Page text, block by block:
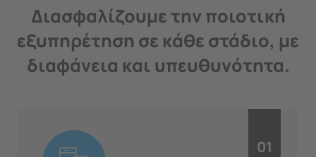
Διασφαλίζουμε την ποιοτική
εξυπηρέτηση σε κάθε στάδιο, με
διαφάνεια και υπευθυνότητα.
01